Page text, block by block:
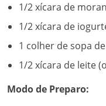
1/2 xícara de
1/2 xícara de
1 colher de sopa
1/2 xícara de leite
Modo de Preparo: